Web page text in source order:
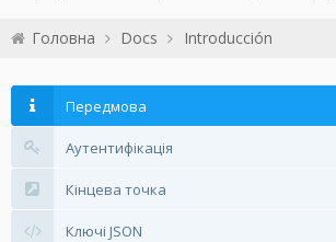
Головна Docs Introducción
Передмова
Аутентифікація
Кінцева точка
Ключі JSON